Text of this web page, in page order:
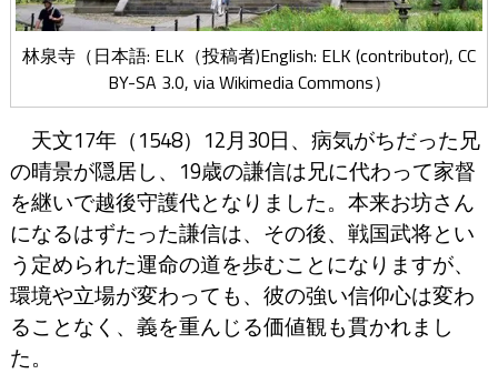
林泉寺（日本語: ELK（投稿者)English: ELK (contributor), CC
BY-SA 3.0, via Wikimedia Commons）
天文17年（1548）12月30日、病気がちだった兄
の晴景が隠居し、19歳の謙信は兄に代わって家督
を継いで越後守護代となりました。本来お坊さん
になるはずたった謙信は、その後、戦国武将とい
う定められた運命の道を歩むことになりますが、
環境や立場が変わっても、彼の強い信仰心は変わ
ることなく、義を重んじる価値観も貫かれまし
た。